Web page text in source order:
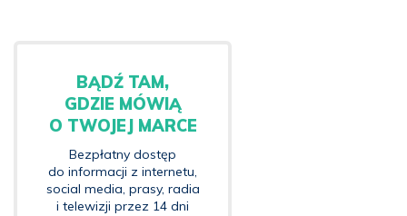
BĄDŹ TAM,
GDZIE MÓWIĄ
O TWOJEJ MARCE
Bezpłatny dostęp
do informacji z internetu,
social media, prasy, radia
i telewizji przez 14 dni